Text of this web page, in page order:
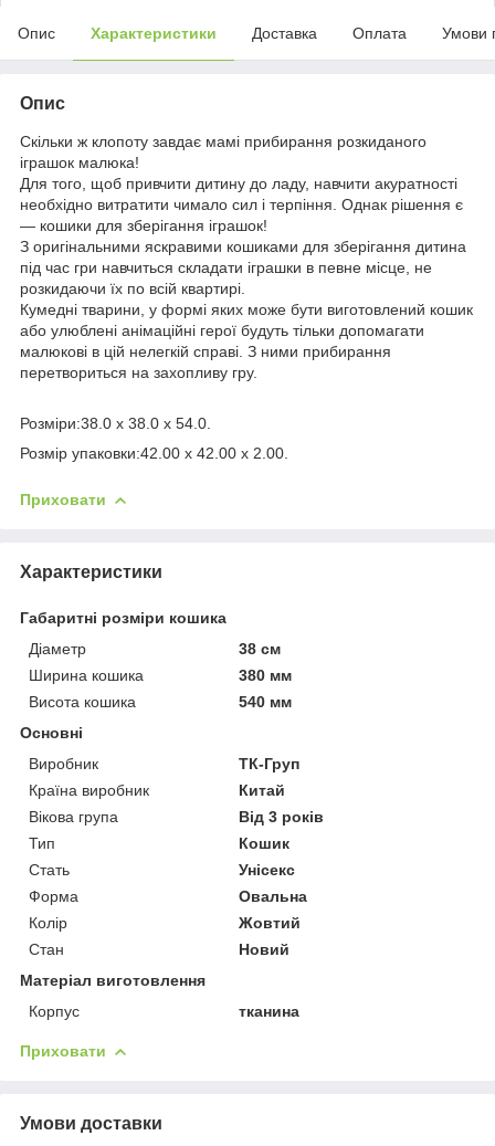
Опис Характеристики Доставка Оплата Умови
Опис
Скільки ж клопоту завдає мамі прибирання розкиданого
іграшок малюка!
Для того, щоб привчити дитину до ладу, навчити акуратності
необхідно витратити чимало сил і терпіння. Однак рішення є
— кошики для зберігання іграшок!
З оригінальними яскравими кошиками для зберігання дитина
під час гри навчиться складати іграшки в певне місце, не
розкидаючи їх по всій квартирі.
Кумедні тварини, у формі яких може бути виготовлений кошик
або улюблені анімаційні герої будуть тільки допомагати
малюкові в цій нелегкій справі. З ними прибирання
перетвориться на захопливу гру.
Розміри:38.0 x 38.0 x 54.0.
Розмір упаковки:42.00 x 42.00 x 2.00.
Приховати
Характеристики
Габаритні розміри кошика
Діаметр
38 см
Ширина кошика
380 мм
Висота кошика
540 мм
Основні
Виробник
ТК-Груп
Країна виробник
Китай
Вікова група
Від 3 років
Тип
Кошик
Стать
Унісекс
Форма
Овальна
Колір
Жовтий
Стан
Новий
Матеріал виготовлення
Корпус
тканина
Приховати
Умови доставки